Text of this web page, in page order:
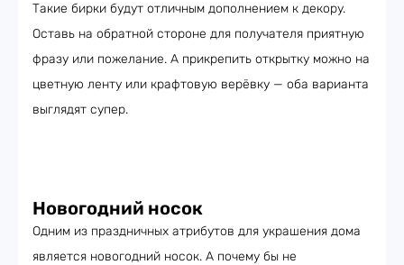
Такие бирки будут отличным дополнением к декору.
Оставь на обратной стороне для получателя приятную
фразу или пожелание. А прикрепить открытку можно на
цветную ленту или крафтовую верёвку — оба варианта
выглядят супер.
Новогодний носок
Одним из праздничных атрибутов для украшения дома
является новогодний носок. А почему бы не